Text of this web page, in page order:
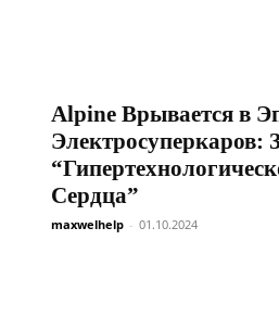
Alpine Врывается в
Электросуперкаров:
Сердца”
maxwelhelp - 01.10.2024